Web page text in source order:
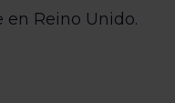
en Reino Unido.